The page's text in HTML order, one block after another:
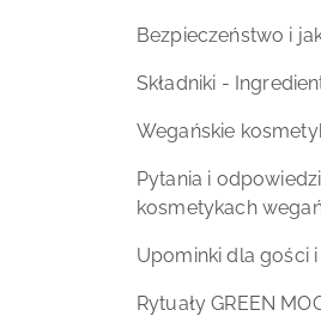
Bezpieczeństwo i
Składniki -
Wegańskie
Pytania i
kosmetykach
Upominki dla gości
Rytuały GREEN